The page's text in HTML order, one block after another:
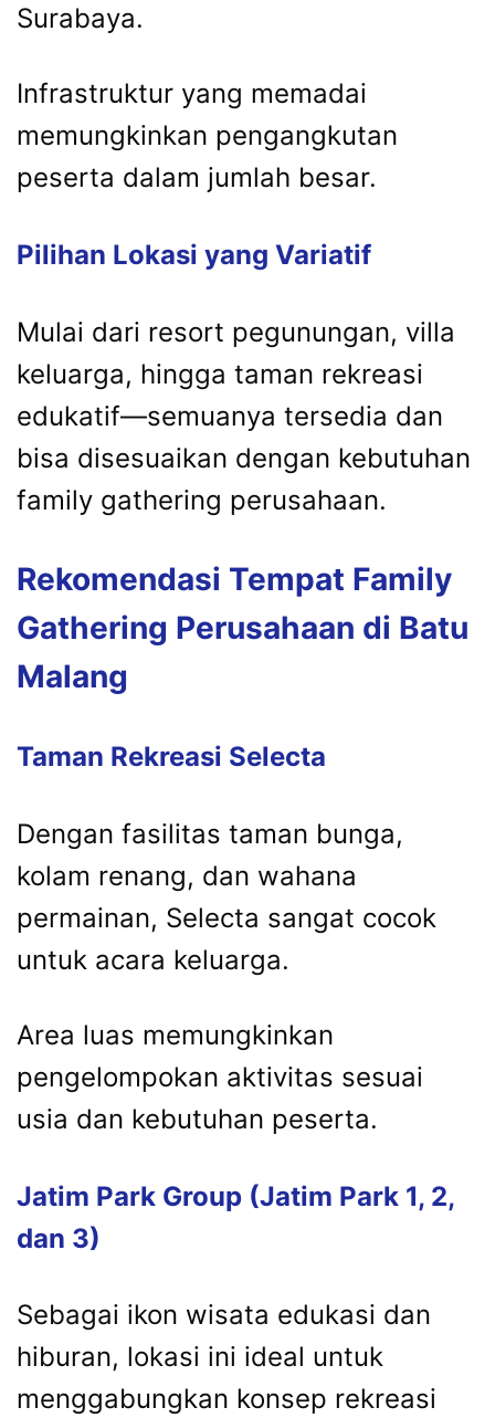
Surabaya.
Infrastruktur yang memadai
memungkinkan pengangkutan
peserta dalam jumlah besar.
Pilihan Lokasi yang Variatif
Mulai dari resort pegunungan, villa
keluarga, hingga taman rekreasi
edukatif—semuanya tersedia dan
bisa disesuaikan dengan kebutuhan
family gathering perusahaan.
Rekomendasi Tempat Family
Gathering Perusahaan di Batu
Malang
Taman Rekreasi Selecta
Dengan fasilitas taman bunga,
kolam renang, dan wahana
permainan, Selecta sangat cocok
untuk acara keluarga.
Area luas memungkinkan
pengelompokan aktivitas sesuai
usia dan kebutuhan peserta.
Jatim Park Group (Jatim Park 1, 2,
dan 3)
Sebagai ikon wisata edukasi dan
hiburan, lokasi ini ideal untuk
menggabungkan konsep rekreasi